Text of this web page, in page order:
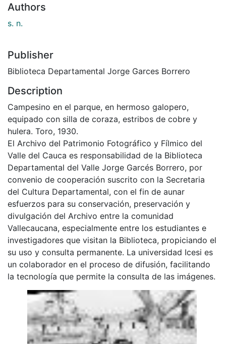
Authors
s. n.
Publisher
Biblioteca Departamental Jorge Garces Borrero
Description
Campesino en el parque, en hermoso galopero,
equipado con silla de coraza, estribos de cobre y
hulera. Toro, 1930.
El Archivo del Patrimonio Fotográfico y Fílmico del
Valle del Cauca es responsabilidad de la Biblioteca
Departamental del Valle Jorge Garcés Borrero, por
convenio de cooperación suscrito con la Secretaria
del Cultura Departamental, con el fin de aunar
esfuerzos para su conservación, preservación y
divulgación del Archivo entre la comunidad
Vallecaucana, especialmente entre los estudiantes e
investigadores que visitan la Biblioteca, propiciando el
su uso y consulta permanente. La universidad Icesi es
un colaborador en el proceso de difusión, facilitando
la tecnología que permite la consulta de las imágenes.